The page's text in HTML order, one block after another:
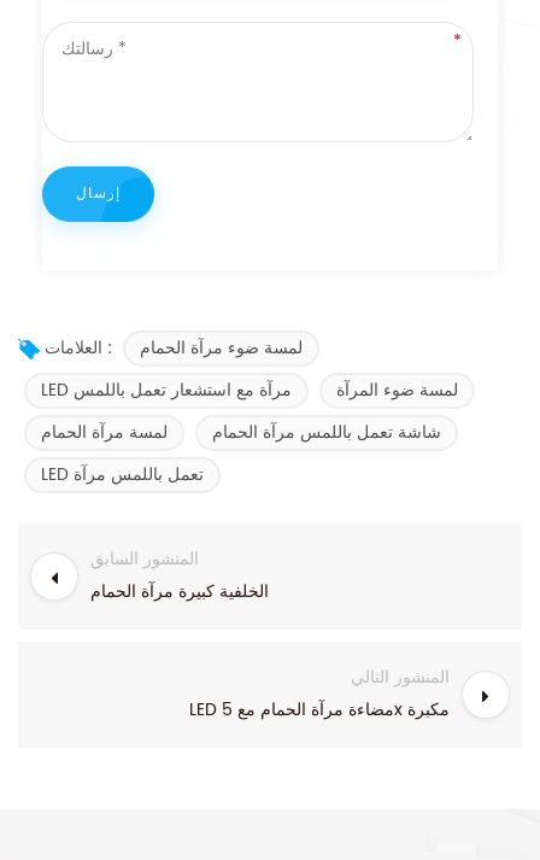
العلامات :
لمسة ضوء مرآة الحمام
LED مرآة مع استشعار تعمل باللمس
لمسة ضوء المرآة
لمسة مرآة الحمام
شاشة تعمل باللمس مرآة الحمام
LED تعمل باللمس مرآة
المنشور السابق
الخلفية كبيرة مرآة الحمام
المنشور التالي
LED مضاءة مرآة الحمام مع 5x مكبرة